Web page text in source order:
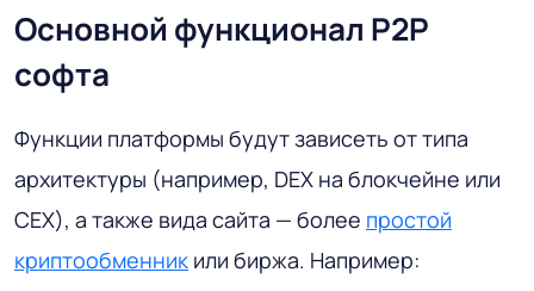
Основной функционал P2P
софта
Функции платформы будут зависеть от типа
архитектуры (например, DEX на блокчейне или
CEX), а также вида сайта — более простой
криптообменник или биржа. Например: